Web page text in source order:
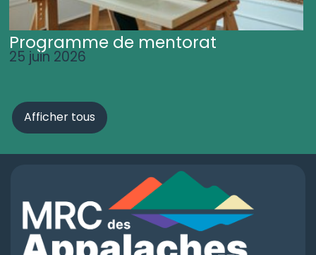
Programme de mentorat
25 juin 2026
Afficher tous